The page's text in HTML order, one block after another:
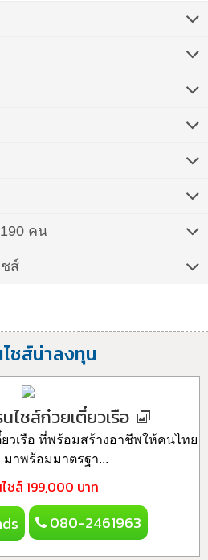
คน
ส์
ชส์น่าลงทุน
ชส์ก๋วยเตี๋ยวเรือ
วเรือ ที่พร้อมสร้างอาชีพให้คนไทย
มาพร้อมมาตรฐา...
ชส์ 199,000 บาท
080-2461963